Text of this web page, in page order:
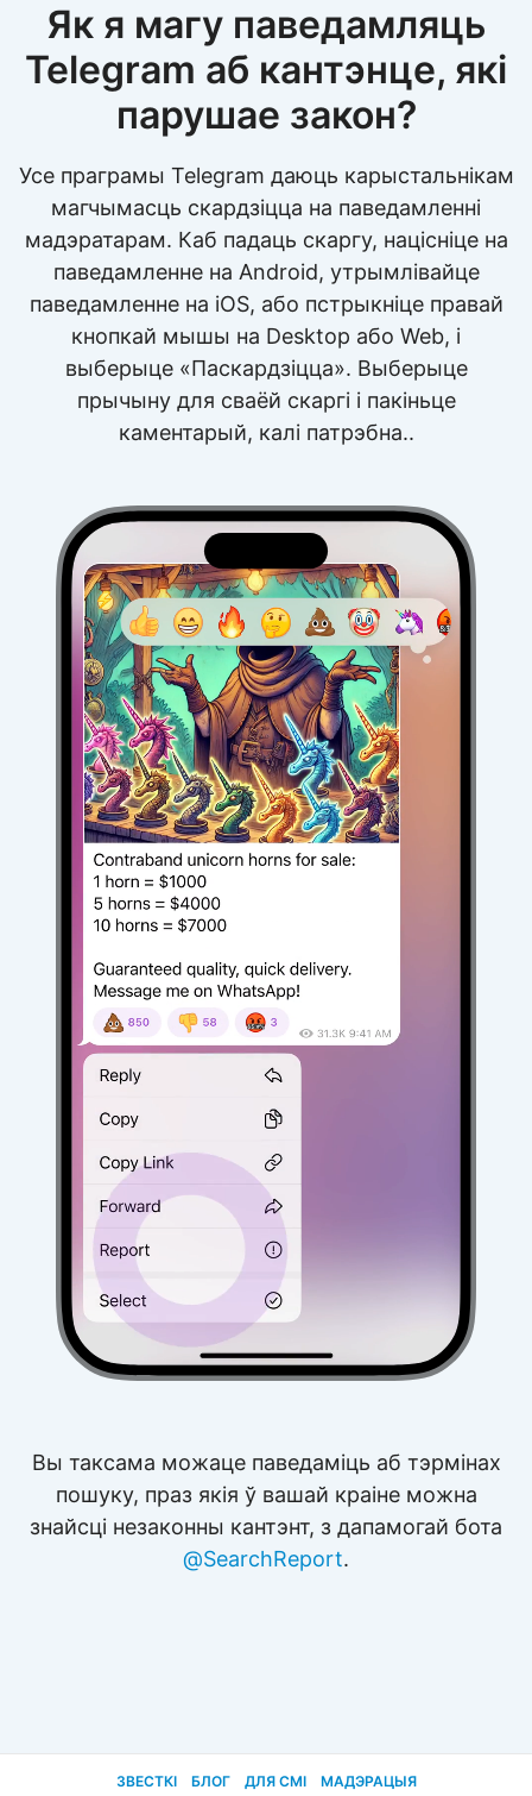
Як я магу паведамляць
Telegram аб кантэнце, які
парушае закон?
Усе праграмы Telegram даюць карыстальнікам
магчымасць скардзіцца на паведамленні
мадэратарам. Каб падаць скаргу, націсніце на
паведамленне на Android, утрымлівайце
паведамленне на iOS, або пстрыкніце правай
кнопкай мышы на Desktop або Web, і
выберыце «Паскардзіцца». Выберыце
прычыну для сваёй скаргі і пакіньце
каментарый, калі патрэбна..
Вы таксама можаце паведаміць аб тэрмінах
пошуку, праз якія ў вашай краіне можна
знайсці незаконны кантэнт, з дапамогай бота
@SearchReport.
ЗВЕСТКІ БЛОГ ДЛЯ СМІ МАДЭРАЦЫЯ